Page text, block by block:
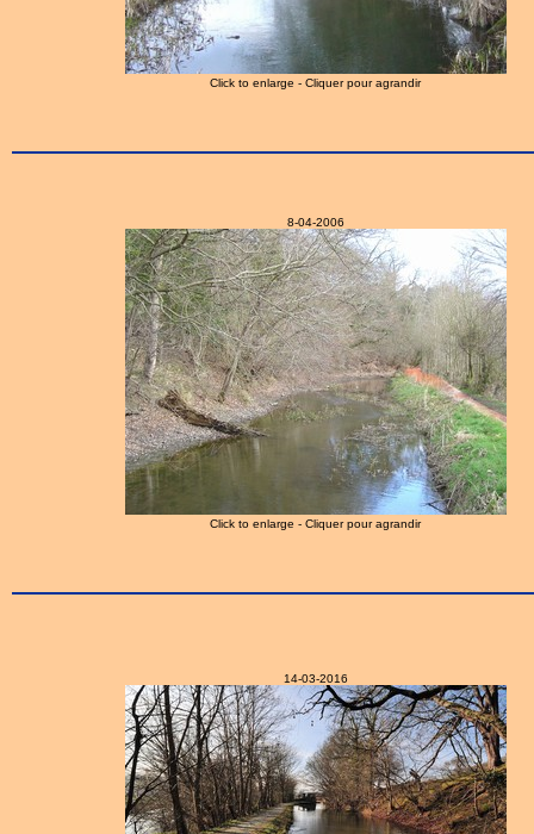
Click to enlarge - Cliquer pour agrandir
8-04-2006
Click to enlarge - Cliquer pour agrandir
14-03-2016